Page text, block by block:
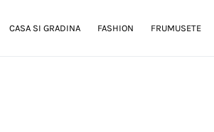
CASA SI GRADINA FASHION FRUMUSETE